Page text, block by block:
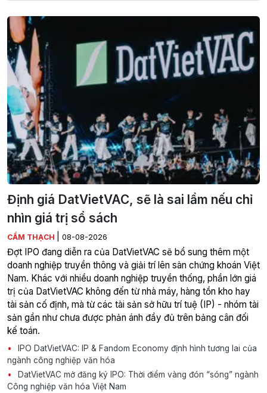
Định giá DatVietVAC, sẽ là sai lầm nếu chỉ
nhìn giá trị sổ sách
CẨM THẠCH 08-08-2026
Đợt IPO đang diễn ra của DatVietVAC sẽ bổ sung thêm một
doanh nghiệp truyền thông và giải trí lên sàn chứng khoán Việt
Nam. Khác với nhiều doanh nghiệp truyền thống, phần lớn giá
trị của DatVietVAC không đến từ nhà máy, hàng tồn kho hay
tài sản cố định, mà từ các tài sản sở hữu trí tuệ (IP) - nhóm tài
sản gần như chưa được phản ánh đầy đủ trên bảng cân đối
kế toán.
IPO DatVietVAC: IP & Fandom Economy định hình tương lai của
ngành công nghiệp văn hóa
DatVietVAC mở đăng ký IPO: Thời điểm vàng đón “sóng” ngành
Công nghiệp văn hóa Việt Nam